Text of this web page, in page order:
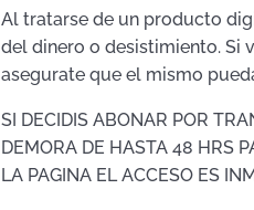
Al tratarse de un producto
del dinero o desistimiento. Si
asegurate que el mismo
SI DECIDIS ABONAR POR
DEMORA DE HASTA 48 HRS
LA PAGINA EL ACCESO ES